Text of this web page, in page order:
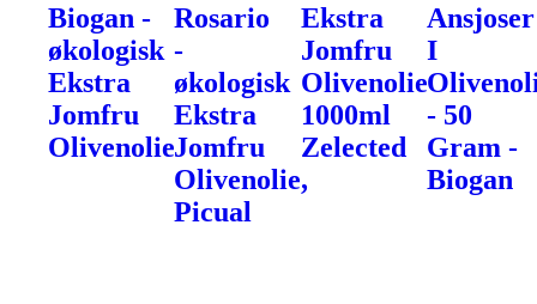
Biogan -
økologisk
Ekstra
Jomfru
Olivenolie
Rosario
-
økologisk
Ekstra
Jomfru
Olivenolie,
Picual
Ekstra
Jomfru
Olivenolie
1000ml
Zelected
Ansjoser
I
- 50
Gram -
Biogan